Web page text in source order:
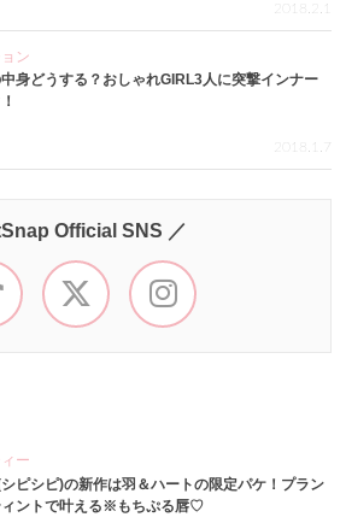
2018.2.1
ン
身どうする？おしゃれGIRL3人に突撃インナー
2018.1.7
Official SNS ／
ー
ピシピ)の新作は羽＆ハートの限定パケ！プラン
ィントで叶える※もちぷる唇♡